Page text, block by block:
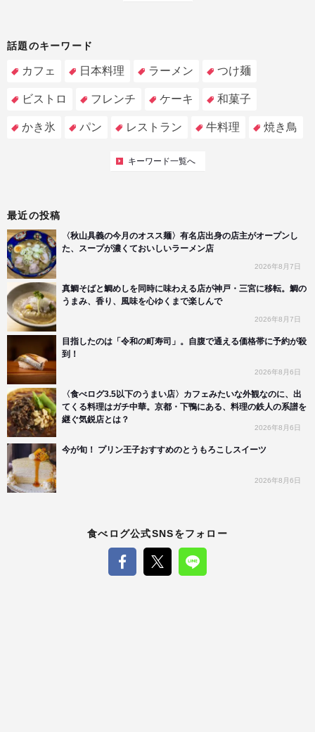
話題のキーワード
カフェ 日本料理 ラーメン つけ麺
ビストロ フレンチ ケーキ 和菓子
かき氷 パン レストラン 牛料理 焼き鳥
キーワード一覧へ
最近の投稿
〈秋山具義の今月のオスス麺〉有名店出身の店主がオープンし
た、スープが濃くておいしいラーメン店
2026年8月7日
真鯛そばと鯛めしを同時に味わえる店が神戸・三宮に移転。鯛の
うまみ、香り、風味を心ゆくまで楽しんで
2026年8月7日
目指したのは「令和の町寿司」。自腹で通える価格帯に予約が殺
到！
2026年8月6日
〈食べログ3.5以下のうまい店〉カフェみたいな外観なのに、出
てくる料理はガチ中華。京都・下鴨にある、料理の鉄人の系譜を
継ぐ気鋭店とは？
2026年8月6日
今が旬！ プリン王子おすすめのとうもろこしスイーツ
2026年8月6日
食べログ公式SNSをフォロー